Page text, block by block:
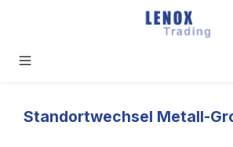
Standortwechsel Metall-